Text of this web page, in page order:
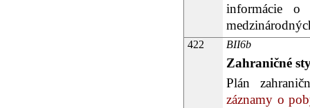
informácie o
422 BII6b
Zahraničné
Plán
záznamy o